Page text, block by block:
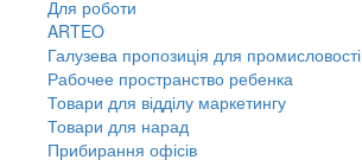
Для роботи
ARTEO
Галузева пропозиція для промисловості
Рабочее пространство ребенка
Товари для відділу маркетингу
Товари для нарад
Прибирання офісів